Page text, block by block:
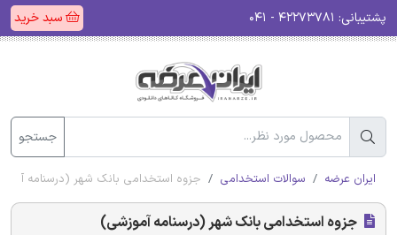
پشتیبانی: سبد خرید
جستجو
ایران عرضه سوالات استخدامی جزوه استخدامی بانک شهر (درسنامه
جزوه استخدامی بانک شهر (درسنامه آموزشی)